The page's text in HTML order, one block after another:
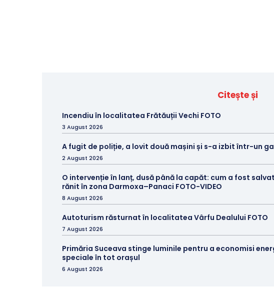
Citește și
Incendiu în localitatea Frătăuții Vechi FOTO
3 August 2026
A fugit de poliție, a lovit două mașini și s-a izbit într-un
2 August 2026
O intervenție în lanț, dusă până la capăt: cum a fost
rănit în zona Darmoxa–Panaci FOTO-VIDEO
8 August 2026
Autoturism răsturnat în localitatea Vârfu Dealului FOTO
7 August 2026
Primăria Suceava stinge luminile pentru a economisi
speciale în tot orașul
6 August 2026